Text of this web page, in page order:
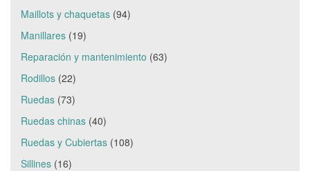
Maillots y chaquetas (94)
Manillares (19)
Reparación y mantenimiento (63)
Rodillos (22)
Ruedas (73)
Ruedas chinas (40)
Ruedas y Cubiertas (108)
Sillines (16)